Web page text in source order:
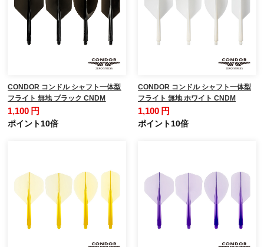
CONDOR コンドル シャフト一体型
フライト 無地 ブラック CNDM
1,100 円
ポイント10倍
CONDOR コンドル シャフト一体型
フライト 無地 ホワイト CNDM
1,100 円
ポイント10倍